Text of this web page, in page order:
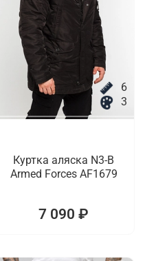
6
3
Куртка аляска N3-B
Armed Forces AF1679
7 090 ₽